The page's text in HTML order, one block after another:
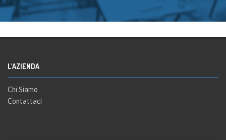
L'AZIENDA
Chi Siamo
Contattaci